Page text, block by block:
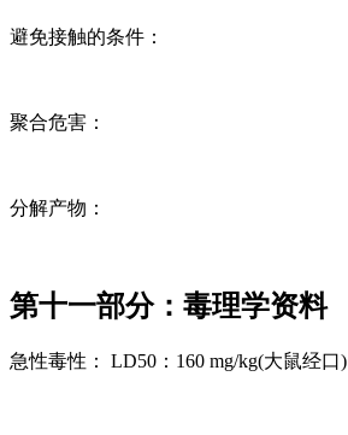
避免接触的条件：
聚合危害：
分解产物：
第十一部分：毒理学资料
急性毒性： LD50：160 mg/kg(大鼠经口)